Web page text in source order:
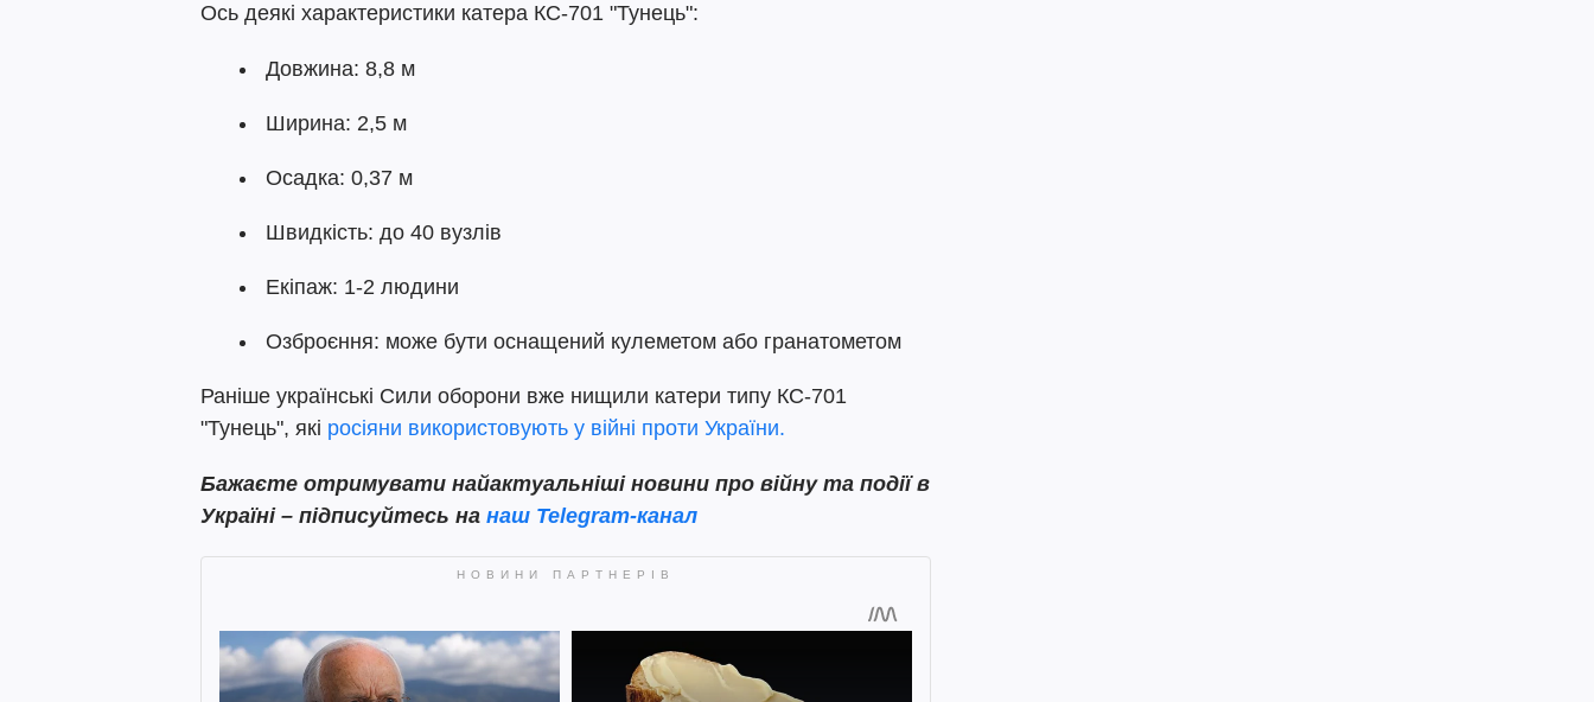
Ось деякі характеристики катера КС-701 "Тунець":
Довжина: 8,8 м
Ширина: 2,5 м
Осадка: 0,37 м
Швидкість: до 40 вузлів
Екіпаж: 1-2 людини
Озброєння: може бути оснащений кулеметом або гранатометом
Раніше українські Сили оборони вже нищили катери типу КС-701
"Тунець", які росіяни використовують у війні проти України.
Бажаєте отримувати найактуальніші новини про війну та події в
Україні – підписуйтесь на наш Telegram-канал